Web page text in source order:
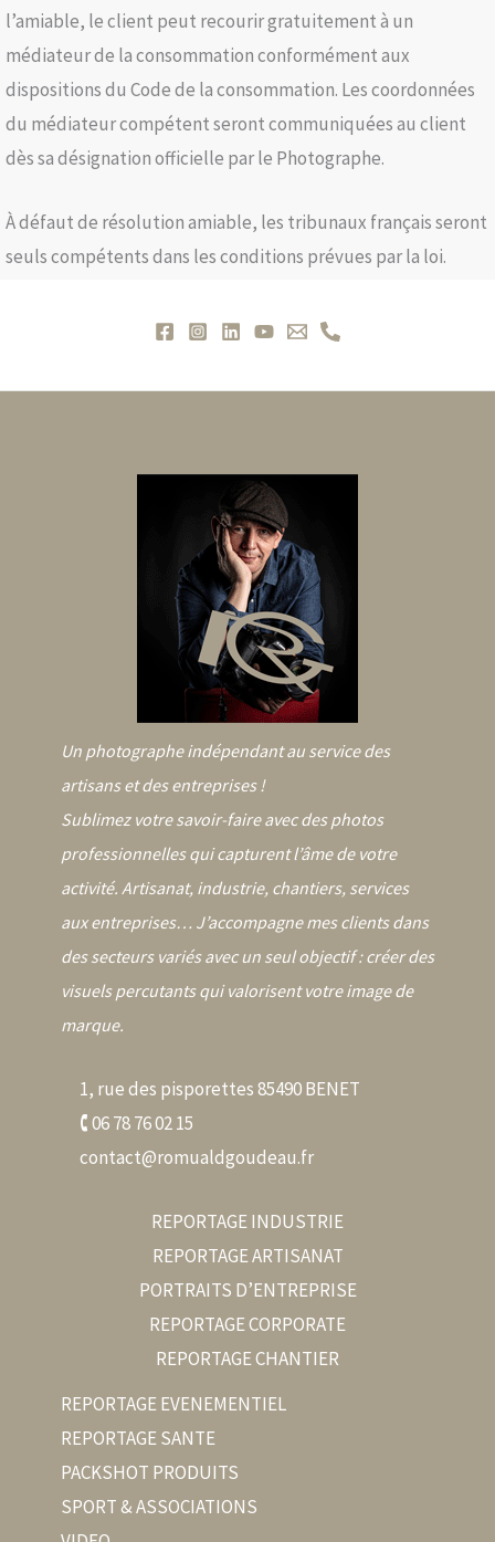
l’amiable, le client peut recourir gratuitement à un
médiateur de la consommation conformément aux
dispositions du Code de la consommation. Les coordonnées
du médiateur compétent seront communiquées au client
dès sa désignation officielle par le Photographe.
À défaut de résolution amiable, les tribunaux français seront
seuls compétents dans les conditions prévues par la loi.
Un photographe indépendant au service des
artisans et des entreprises !
Sublimez votre savoir-faire avec des photos
professionnelles qui capturent l’âme de votre
activité. Artisanat, industrie, chantiers, services
aux entreprises… J’accompagne mes clients dans
des secteurs variés avec un seul objectif : créer des
visuels percutants qui valorisent votre image de
marque.
1, rue des pisporettes 85490 BENET
🕻 06 78 76 02 15
contact@romualdgoudeau.fr
REPORTAGE INDUSTRIE
REPORTAGE ARTISANAT
PORTRAITS D’ENTREPRISE
REPORTAGE CORPORATE
REPORTAGE CHANTIER
REPORTAGE EVENEMENTIEL
REPORTAGE SANTE
PACKSHOT PRODUITS
SPORT & ASSOCIATIONS